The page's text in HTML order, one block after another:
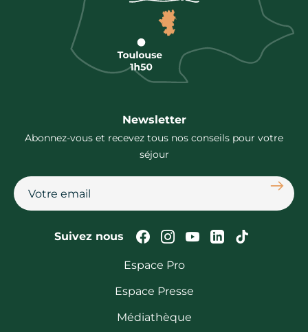
Newsletter
Abonnez-vous et recevez tous nos conseils pour votre
séjour
Suivez nous Suivez-nous sur
Suivez-nous sur
Suivez-nous
Suivez-Suivez-
Espace Pro
Espace Presse
Médiathèque